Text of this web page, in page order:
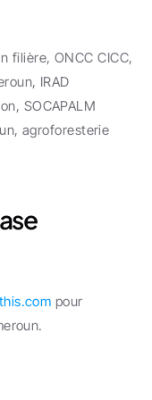
filière, ONCC CICC,
IRAD
SOCAPALM
agroforesterie
pour